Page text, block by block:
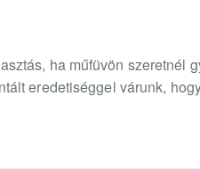
ha műfüvön szeretnél
eredetiséggel várunk,